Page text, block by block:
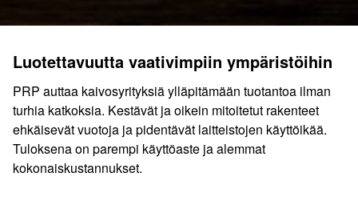
Luotettavuutta vaativimpiin ympäristöihin
PRP auttaa kaivosyrityksiä ylläpitämään tuotantoa ilman
turhia katkoksia. Kestävät ja oikein mitoitetut rakenteet
ehkäisevät vuotoja ja pidentävät laitteistojen käyttöikää.
Tuloksena on parempi käyttöaste ja alemmat
kokonaiskustannukset.